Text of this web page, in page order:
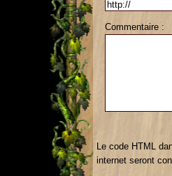
Commentaire :
Le code HTML
internet seront